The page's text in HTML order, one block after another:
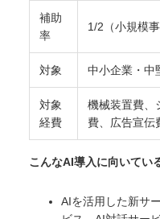
補助
率
1/2（小規模
対象 中小企業・中
対象
経費
機械装置費、
費、広告宣伝
こんなAI導入に向いてい
AIを活用した新サ